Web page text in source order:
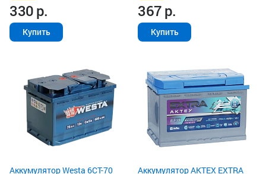
330р.
Купить
367р.
Купить
Аккумулятор Westa 6СТ-70
Аккумулятор AKTEX EXTRA